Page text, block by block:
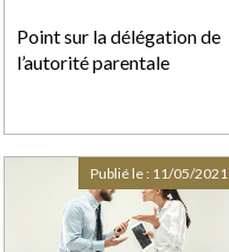
Point sur la délégation de
l’autorité parentale
Publié le : 11/05/2021